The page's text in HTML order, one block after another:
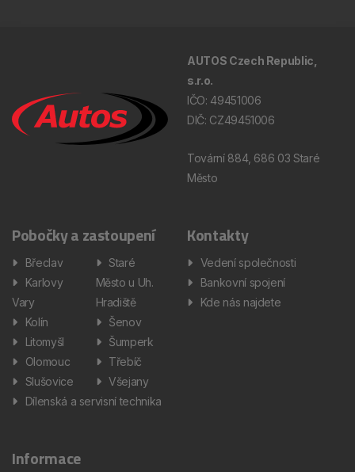
AUTOS Czech Republic,
s.r.o.
IČO: 49451006
DIČ: CZ49451006
Tovární 884, 686 03 Staré
Město
Pobočky a zastoupení
Břeclav
Karlovy
Vary
Kolín
Litomyšl
Olomouc
Slušovice
Staré
Město u Uh.
Hradiště
Šenov
Šumperk
Třebíč
Všejany
Dílenská a servisní technika
Kontakty
Vedení společnosti
Bankovní spojení
Kde nás najdete
Informace